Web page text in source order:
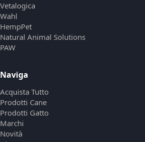
Vetalogica
Wahl
HempPet
Natural Animal Solutions
PAW
Naviga
Acquista Tutto
Prodotti Cane
Prodotti Gatto
Marchi
Novità